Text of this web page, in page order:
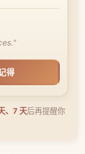
得
、7 天后再提醒你